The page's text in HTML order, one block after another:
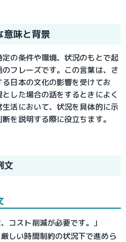
意味と背景
定の条件や環境、状況のもとで起
フレーズです。この言葉は、さ
日本の文化の影響を受けてお
した場合の話をするときによく
活において、状況を具体的に示
を説明する際に役立ちます。
文
コスト削減が必要です。」
しい時間制約の状況下で進めら